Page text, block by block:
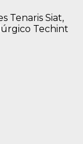
Tenaris Siat,
Techint